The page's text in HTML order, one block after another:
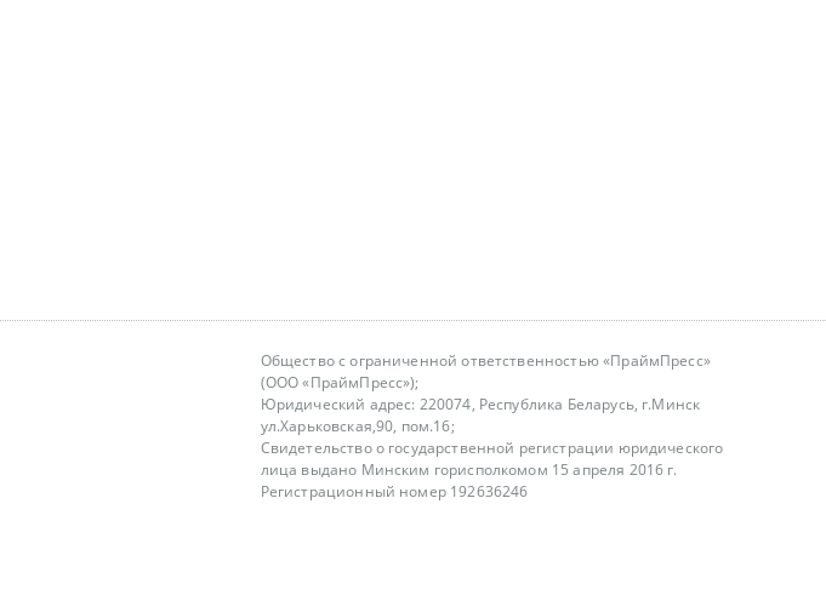
Общество с ограниченной ответственностью «ПраймПресс»
(ООО «ПраймПресс»);
Юридический адрес: 220074, Республика Беларусь, г.Минск
ул.Харьковская,90, пом.16;
Свидетельство о государственной регистрации юридического
лица выдано Минским горисполкомом 15 апреля 2016 г.
Регистрационный номер 192636246